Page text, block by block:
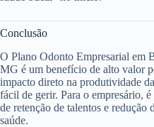
Conclusão
O Plano Odonto Empresarial em
MG é um benefício de alto valor
impacto direto na produtividade
fácil de gerir. Para o empresário,
de retenção de talentos e redução
saúde.